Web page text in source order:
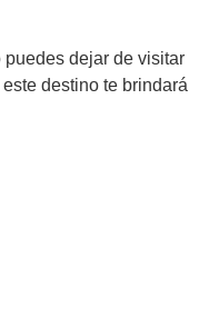
dejar de visitar
destino te brindará